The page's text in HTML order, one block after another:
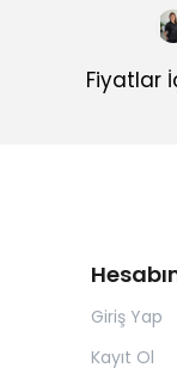
Fiyatlar
Giriş Yap
Kayıt Ol